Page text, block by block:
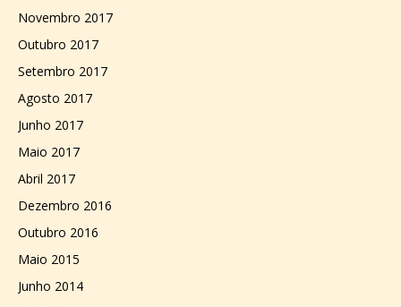
Novembro 2017
Outubro 2017
Setembro 2017
Agosto 2017
Junho 2017
Maio 2017
Abril 2017
Dezembro 2016
Outubro 2016
Maio 2015
Junho 2014